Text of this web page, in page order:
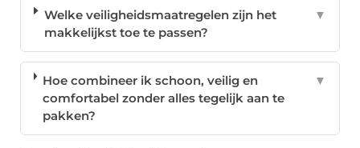
Welke veiligheidsmaatregelen zijn het
makkelijkst toe te passen?
▼
Hoe combineer ik schoon, veilig en
comfortabel zonder alles tegelijk aan te
pakken?
▼